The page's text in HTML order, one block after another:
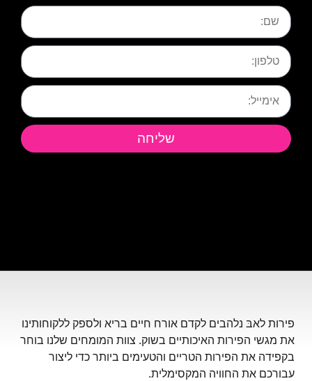
שליחה
פירות לאבּ נלהבים לקדם אורח חיים בריא ולספק ללקוחותינו
את מגשי הפירות האיכותיים בשוק. צוות המומחים שלנו בוחר
בקפידה את הפירות הטריים והטעימים ביותר כדי ליצור
עבורכם את החוויה המקסימלית.